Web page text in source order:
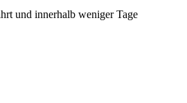
und innerhalb weniger Tage